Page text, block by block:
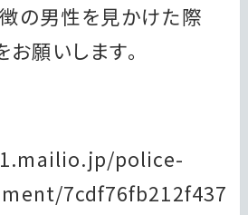
の男性を見かけた際
願いします。
police-
7cdf76fb212f437